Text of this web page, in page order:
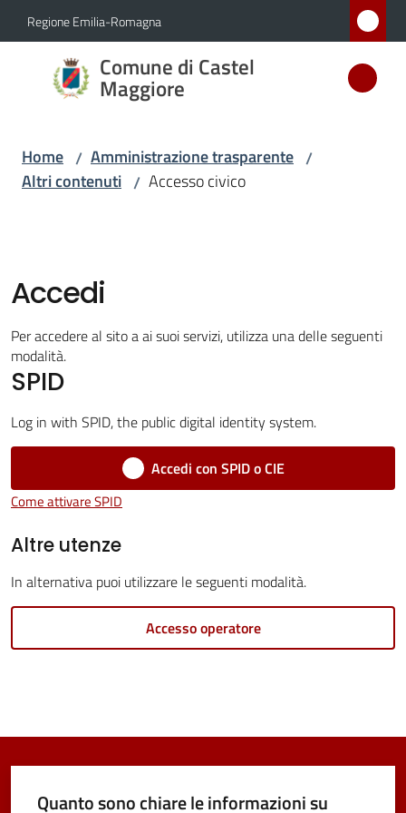
Vai al contenuto
Vai alla navigazione
Vai al footer
Regione Emilia-Romagna
Comune di Castel
Maggiore
Comune
di Castel
D'ARGENTO
AL MERITO
Amministrazione
Menu selezionato
Novità
Servizi
Maggiore
Amministrazione
Menu selezionato
argomenti...
Home / Amministrazione trasparente /
Altri contenuti / Accesso civico
Accedi
Per accedere al sito a ai suoi servizi, utilizza una delle seguenti
modalità.
SPID
Log in with SPID, the public digital identity system.
Accedi con SPID o CIE
Come attivare SPID
Altre utenze
In alternativa puoi utilizzare le seguenti modalità.
Accesso operatore
Quanto sono chiare le informazioni su